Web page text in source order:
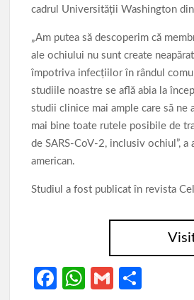
cadrul Universităţii Washington
„Am putea să descoperim că
ale ochiului nu sunt create
împotriva infecţiilor în rândul
studiile noastre se află abia la
studii clinice mai ample care să ne
mai bine toate rutele posibile de
de SARS-CoV-2, inclusiv ochiul”, a
american.
Studiul a fost publicat în revista
Fa
W
G